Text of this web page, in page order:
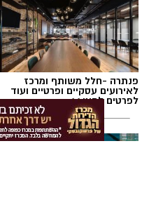
פנתרה -חלל משותף ומרכז
לאירועים עסקיים ופרטיים ועוד
לפרטים לחצו >>